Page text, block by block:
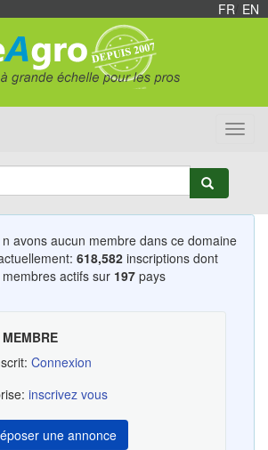
FR EN
avons aucun membre dans ce domaine
618,582 inscriptions dont
membres actifs sur 197 pays
Connexion
inscrivez vous
une annonce